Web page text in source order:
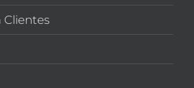
Clientes